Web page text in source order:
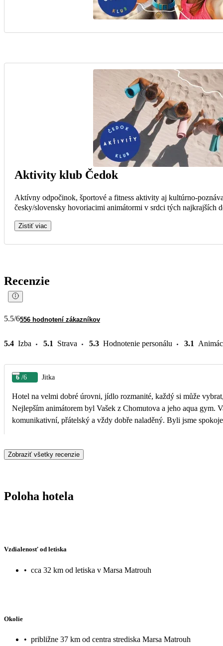
Aktivity klub Čedok
Aktívny odpočinok, športové a fitness aktivity aj kultúrno-
česky/slovensky hovoriacimi animátormi v srdci tých najkrajších
Zistiť viac
Recenzie
5.5/6556 hodnotení zákazníkov
5.4 Izba 5.1 Strava 5.3 Hodnotenie personálu 3.1
6 /6 Jitka
Hotel na velmi dobré úrovni, jídlo rozmanité, každý si může
Nejlepším animátorem byl Vašek z Chomutova a jeho aqua gym. Vašek je zábavný,
komunikativní, přátelský a vždy dobře naladěný. Byli jsme
Zobraziť všetky recenzie
Poloha hotela
Vzdialenosť od letiska
• cca 32 km od letiska v Marsa Matrouh
Okolie
• približne 37 km od centra strediska Marsa Matrouh